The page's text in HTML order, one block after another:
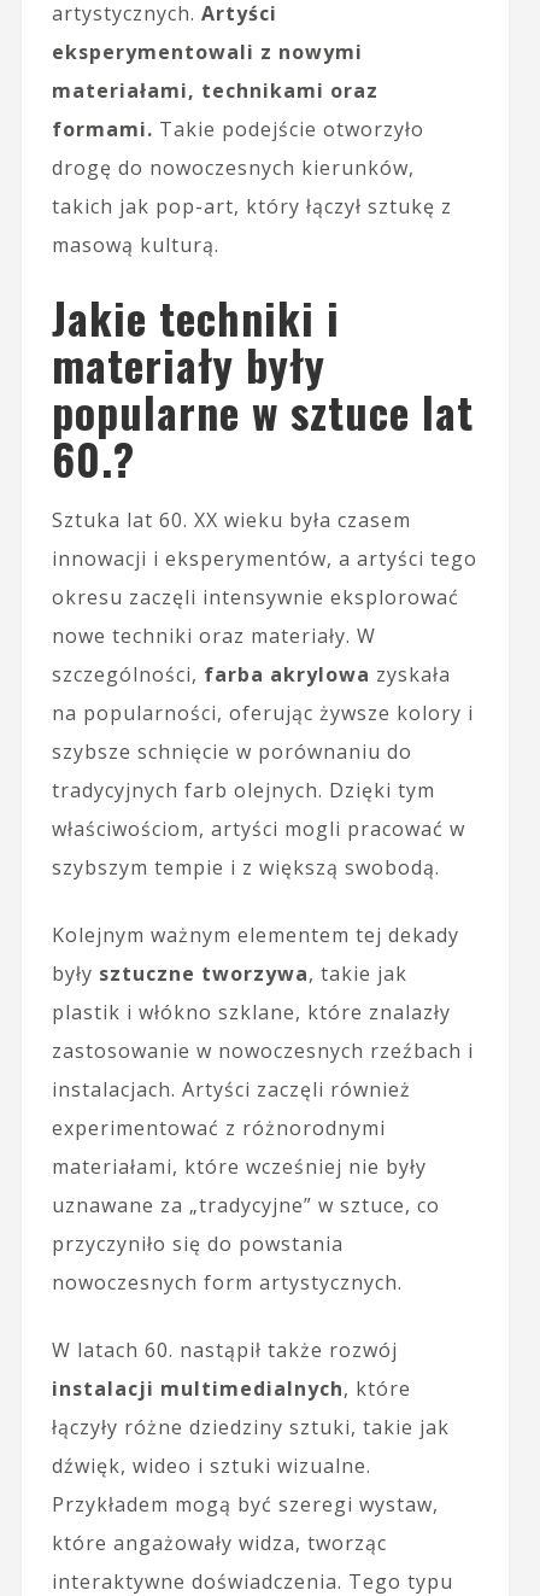
artystycznych. Artyści
eksperymentowali z nowymi
materiałami, technikami oraz
formami. Takie podejście otworzyło
drogę do nowoczesnych kierunków,
takich jak pop-art, który łączył sztukę z
masową kulturą.
Jakie techniki i
materiały były
popularne w sztuce lat
60.?
Sztuka lat 60. XX wieku była czasem
innowacji i eksperymentów, a artyści tego
okresu zaczęli intensywnie eksplorować
nowe techniki oraz materiały. W
szczególności, farba akrylowa zyskała
na popularności, oferując żywsze kolory i
szybsze schnięcie w porównaniu do
tradycyjnych farb olejnych. Dzięki tym
właściwościom, artyści mogli pracować w
szybszym tempie i z większą swobodą.
Kolejnym ważnym elementem tej dekady
były sztuczne tworzywa, takie jak
plastik i włókno szklane, które znalazły
zastosowanie w nowoczesnych rzeźbach i
instalacjach. Artyści zaczęli również
experimentować z różnorodnymi
materiałami, które wcześniej nie były
uznawane za „tradycyjne” w sztuce, co
przyczyniło się do powstania
nowoczesnych form artystycznych.
W latach 60. nastąpił także rozwój
instalacji multimedialnych, które
łączyły różne dziedziny sztuki, takie jak
dźwięk, wideo i sztuki wizualne.
Przykładem mogą być szeregi wystaw,
które angażowały widza, tworząc
interaktywne doświadczenia. Tego typu